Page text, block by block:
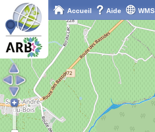
Accueil Aide WMS